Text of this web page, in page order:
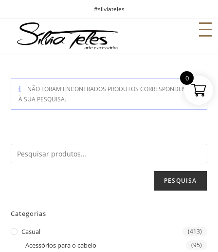
#silviateles
NÃO FORAM ENCONTRADOS PRODUTOS CORRESPONDENTES
À SUA PESQUISA.
PESQUISA
Categorias
Casual (413)
Acessórios para o cabelo (95)
0